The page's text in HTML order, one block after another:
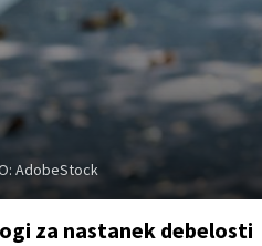
AdobeStock
za nastanek debelosti